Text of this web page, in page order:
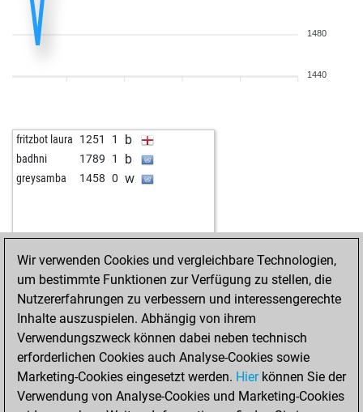
1480
1440
fritzbot laura 1251 1 b
badhni 1789 1 b
greysamba 1458 0 w
Wir verwenden Cookies und vergleichbare Technologien,
um bestimmte Funktionen zur Verfügung zu stellen, die
Nutzererfahrungen zu verbessern und interessengerechte
Inhalte auszuspielen. Abhängig von ihrem
Verwendungszweck können dabei neben technisch
erforderlichen Cookies auch Analyse-Cookies sowie
Marketing-Cookies eingesetzt werden. Hierkönnen Sie der
Verwendung von Analyse-Cookies und Marketing-Cookies